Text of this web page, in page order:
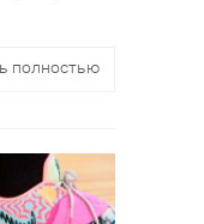
полностью